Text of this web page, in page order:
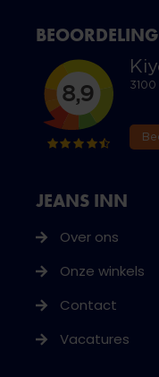
JEANS INN
Over ons
Onze winkels
Contact
Vacatures
BEOORDELING